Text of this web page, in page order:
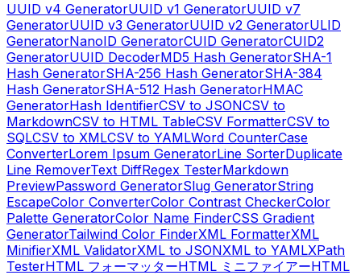
UUID v4 GeneratorUUID v1 GeneratorUUID v7
GeneratorUUID v3 GeneratorUUID v2 GeneratorULID
GeneratorNanoID GeneratorCUID GeneratorCUID2
GeneratorUUID DecoderMD5 Hash GeneratorSHA-1
Hash GeneratorSHA-256 Hash GeneratorSHA-384
Hash GeneratorSHA-512 Hash GeneratorHMAC
GeneratorHash IdentifierCSV to JSONCSV to
MarkdownCSV to HTML TableCSV FormatterCSV to
SQLCSV to XMLCSV to YAMLWord CounterCase
ConverterLorem Ipsum GeneratorLine SorterDuplicate
Line RemoverText DiffRegex TesterMarkdown
PreviewPassword GeneratorSlug GeneratorString
EscapeColor ConverterColor Contrast CheckerColor
Palette GeneratorColor Name FinderCSS Gradient
GeneratorTailwind Color FinderXML FormatterXML
MinifierXML ValidatorXML to JSONXML to YAMLXPath
TesterHTML フォーマッターHTML ミニファイアーHTML